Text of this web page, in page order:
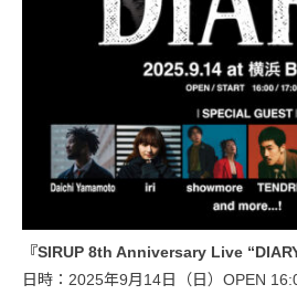
『SIRUP 8th Anniversary Live
日時：2025年9月14日（日）OPEN